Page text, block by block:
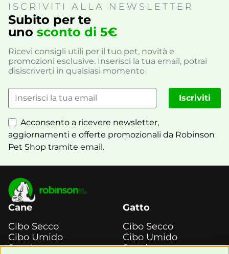
ISCRIVITI ALLA NEWSLETTER
Subito per te
uno sconto di 5€
Ricevi consigli utili per il tuo pet, novità e
promozioni esclusive. Inserisci la tua email, potrai
disiscriverti in qualsiasi momento
Acconsento a ricevere newsletter,
aggiornamenti e offerte promozionali da Robinson
Pet Shop tramite email.
Iscriviti
Cane
Cibo Secco
Cibo Umido
Snack e
Gatto
Cibo Secco
Cibo Umido
Snack e